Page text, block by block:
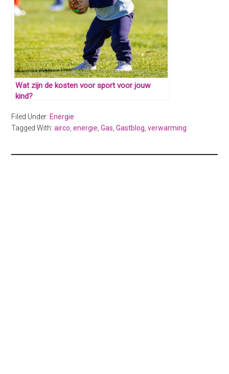
Wat zijn de kosten voor sport voor jouw
kind?
Filed Under: Energie
Tagged With:airco,energie,Gas,Gastblog,verwarming